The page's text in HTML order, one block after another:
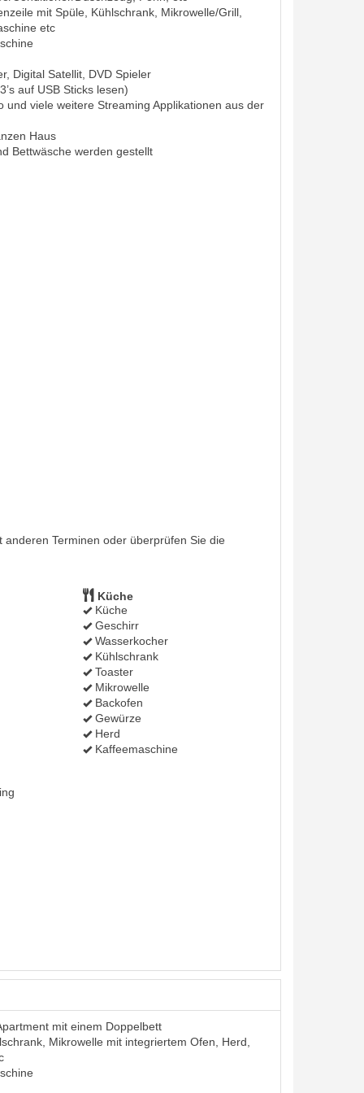
mit Spüle, Kühlschrank, Mikrowelle/Grill,
etc
Digital Satellit, DVD Spieler
auf USB Sticks lesen)
und viele weitere Streaming Applikationen aus der
Haus
Bettwäsche werden gestellt
Terminen oder überprüfen Sie die
Küche
Küche
Geschirr
Wasserkocher
Kühlschrank
Toaster
Mikrowelle
Backofen
Gewürze
Herd
Kaffeemaschine
mit einem Doppelbett
Mikrowelle mit integriertem Ofen, Herd,